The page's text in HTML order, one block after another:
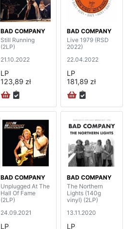
BAD COMPANY
Still Running
(2LP)
21.10.2022
LP
123,89 zł
BAD COMPANY
Live 1979 (RSD
2022)
22.04.2022
LP
181,89 zł
BAD COMPANY
Unplugged At The
Hall Of Fame
(2LP)
24.09.2021
LP
BAD COMPANY
The Northern
Lights (140g
vinyl) (2LP)
13.11.2020
LP